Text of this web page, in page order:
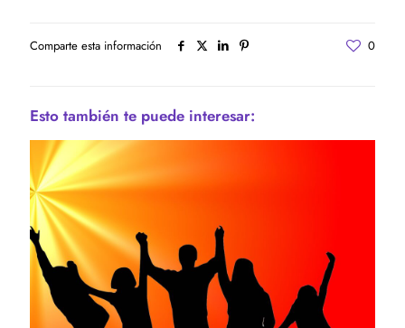
Comparte esta información 0
Esto también te puede interesar: